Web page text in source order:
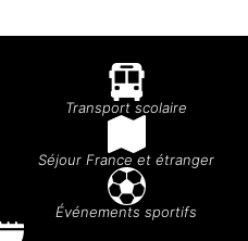
Transport scolaire
Séjour France et étranger
Événements sportifs